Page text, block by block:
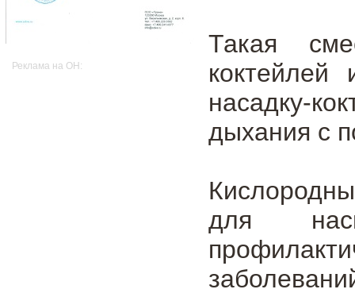
Реклама на OH:
Такая
коктейлей
насадку-
дыхания с
для